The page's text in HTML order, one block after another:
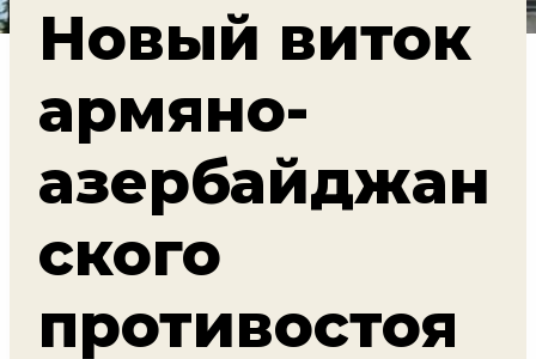
Новый виток
армяно-
азербайджан
ского
противостоя